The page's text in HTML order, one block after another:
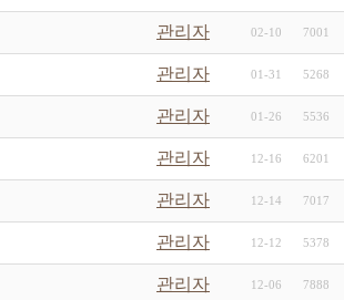
관리자 02-10 7001
관리자 01-31 5268
관리자 01-26 5536
관리자 12-16 6201
관리자 12-14 7017
관리자 12-12 5378
관리자 12-06 7888